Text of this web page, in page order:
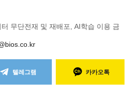
무단전재 및 재배포, AI학습 이용 금
텔레그램 카카오톡